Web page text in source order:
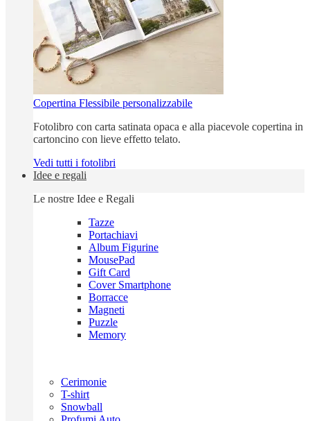
Copertina Flessibile personalizzabile
Fotolibro con carta satinata opaca e alla piacevole copertina in
cartoncino con lieve effetto telato.
Vedi tutti i fotolibri
Idee e regali
Le nostre Idee e Regali
Tazze
Portachiavi
Album Figurine
MousePad
Gift Card
Cover Smartphone
Borracce
Magneti
Puzzle
Memory
Cerimonie
T-shirt
Snowball